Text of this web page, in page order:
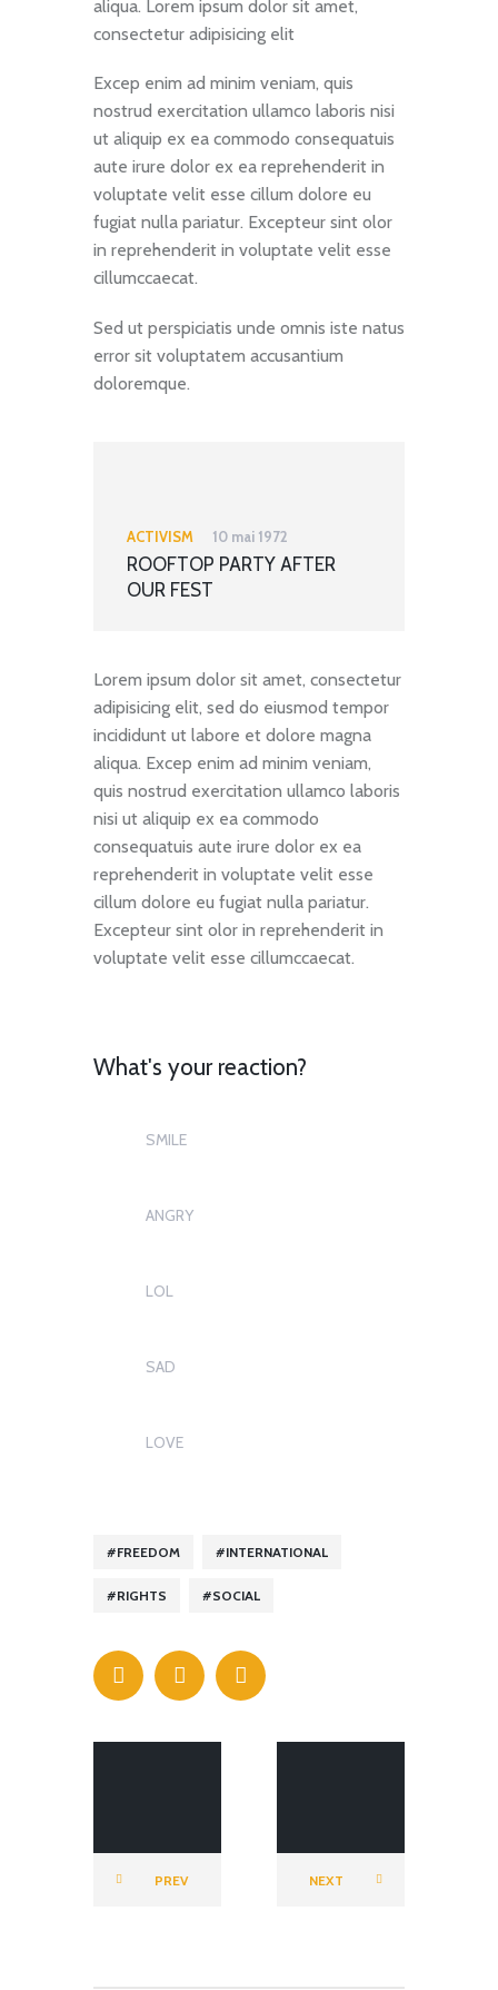
aliqua. Lorem ipsum dolor sit amet,
consectetur adipisicing elit
Excep enim ad minim veniam, quis
nostrud exercitation ullamco laboris nisi
ut aliquip ex ea commodo consequatuis
aute irure dolor ex ea reprehenderit in
voluptate velit esse cillum dolore eu
fugiat nulla pariatur. Excepteur sint olor
in reprehenderit in voluptate velit esse
cillumccaecat.
Sed ut perspiciatis unde omnis iste natus
error sit voluptatem accusantium
doloremque.
ACTIVISM 10 mai 1972
ROOFTOP PARTY AFTER
OUR FEST
Lorem ipsum dolor sit amet, consectetur
adipisicing elit, sed do eiusmod tempor
incididunt ut labore et dolore magna
aliqua. Excep enim ad minim veniam,
quis nostrud exercitation ullamco laboris
nisi ut aliquip ex ea commodo
consequatuis aute irure dolor ex ea
reprehenderit in voluptate velit esse
cillum dolore eu fugiat nulla pariatur.
Excepteur sint olor in reprehenderit in
voluptate velit esse cillumccaecat.
What's your reaction?
SMILE
ANGRY
LOL
SAD
LOVE
FREEDOM INTERNATIONAL
RIGHTS SOCIAL
FRANCOPH
PREV
FRANCOPH
NEXT